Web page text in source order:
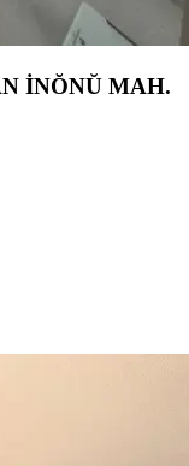
İNŎNŬ MAH.